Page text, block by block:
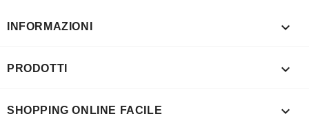
INFORMAZIONI 
PRODOTTI 
SHOPPING ONLINE FACILE 